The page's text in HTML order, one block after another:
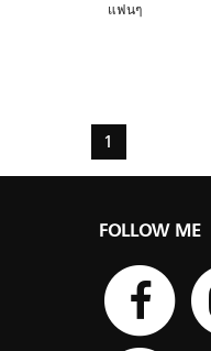
แฟนๆ
1
FOLLOW ME